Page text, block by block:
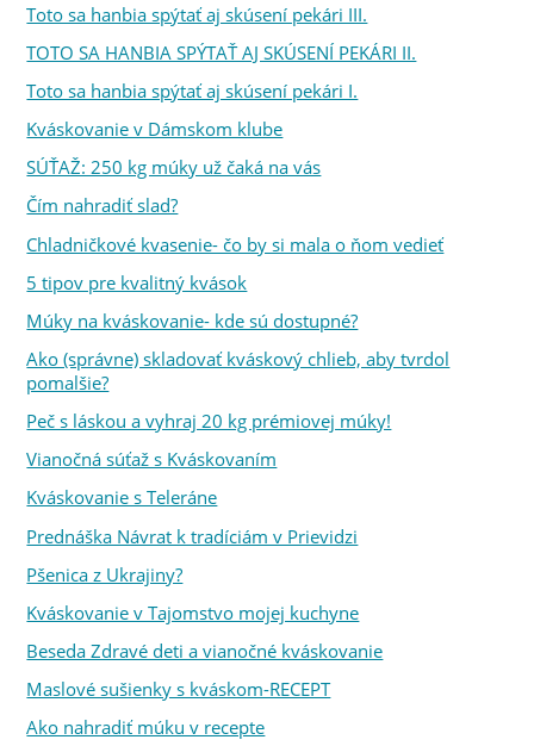
Toto sa hanbia spýtať aj skúsení pekári III.
TOTO SA HANBIA SPÝTAŤ AJ SKÚSENÍ PEKÁRI II.
Toto sa hanbia spýtať aj skúsení pekári I.
Kváskovanie v Dámskom klube
SÚŤAŽ: 250 kg múky už čaká na vás
Čím nahradiť slad?
Chladničkové kvasenie- čo by si mala o ňom vedieť
5 tipov pre kvalitný kvások
Múky na kváskovanie- kde sú dostupné?
Ako (správne) skladovať kváskový chlieb, aby tvrdol
pomalšie?
Peč s láskou a vyhraj 20 kg prémiovej múky!
Vianočná súťaž s Kváskovaním
Kváskovanie s Teleráne
Prednáška Návrat k tradíciám v Prievidzi
Pšenica z Ukrajiny?
Kváskovanie v Tajomstvo mojej kuchyne
Beseda Zdravé deti a vianočné kváskovanie
Maslové sušienky s kváskom-RECEPT
Ako nahradiť múku v recepte